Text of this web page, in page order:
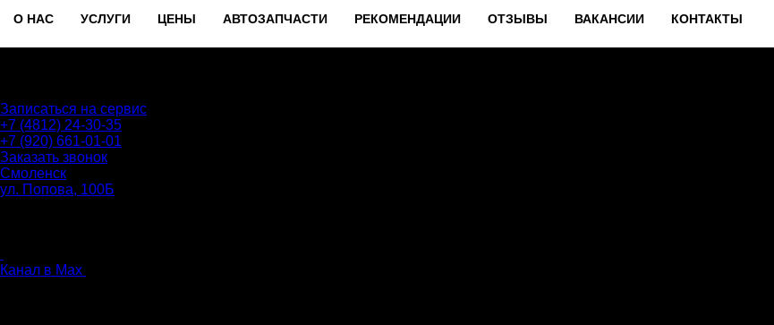
О НАС УСЛУГИ ЦЕНЫ АВТОЗАПЧАСТИ РЕКОМЕНДАЦИИ ОТЗЫВЫ ВАКАНСИИ КОНТАКТЫ
Записаться на сервис
+7 (4812) 24-30-35
+7 (920) 661-01-01
Заказать звонок
Смоленск
ул. Попова, 100Б
Канал в Max